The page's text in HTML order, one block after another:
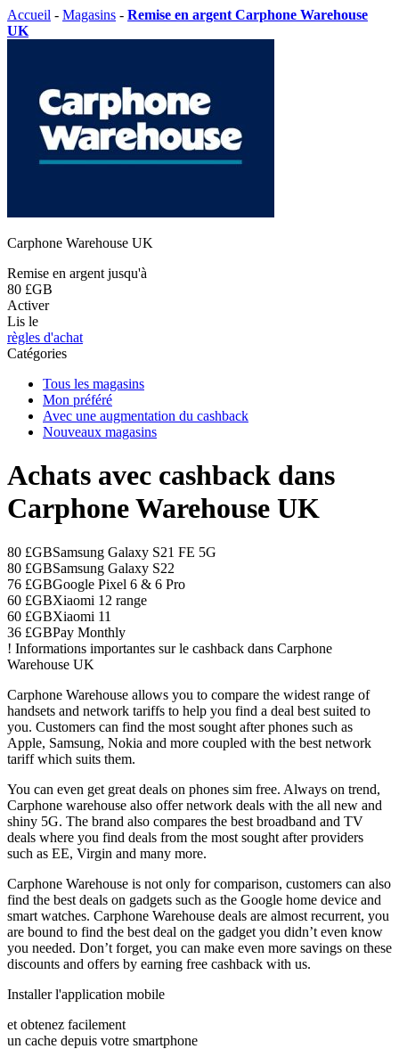
Accueil - Magasins - Remise en argent Carphone Warehouse
UK
Carphone Warehouse UK
Remise en argent jusqu'à
80 £GB
Activer
Lis le
règles d'achat
Catégories
Tous les magasins
Mon préféré
Avec une augmentation du cashback
Nouveaux magasins
Achats avec cashback dans
Carphone Warehouse UK
80 £GBSamsung Galaxy S21 FE 5G
80 £GBSamsung Galaxy S22
76 £GBGoogle Pixel 6 & 6 Pro
60 £GBXiaomi 12 range
60 £GBXiaomi 11
36 £GBPay Monthly
! Informations importantes sur le cashback dans Carphone
Warehouse UK
Carphone Warehouse allows you to compare the widest range of
handsets and network tariffs to help you find a deal best suited to
you. Customers can find the most sought after phones such as
Apple, Samsung, Nokia and more coupled with the best network
tariff which suits them.
You can even get great deals on phones sim free. Always on trend,
Carphone warehouse also offer network deals with the all new and
shiny 5G. The brand also compares the best broadband and TV
deals where you find deals from the most sought after providers
such as EE, Virgin and many more.
Carphone Warehouse is not only for comparison, customers can also
find the best deals on gadgets such as the Google home device and
smart watches. Carphone Warehouse deals are almost recurrent, you
are bound to find the best deal on the gadget you didn’t even know
you needed. Don’t forget, you can make even more savings on these
discounts and offers by earning free cashback with us.
Installer l'application mobile
et obtenez facilement
un cache depuis votre smartphone